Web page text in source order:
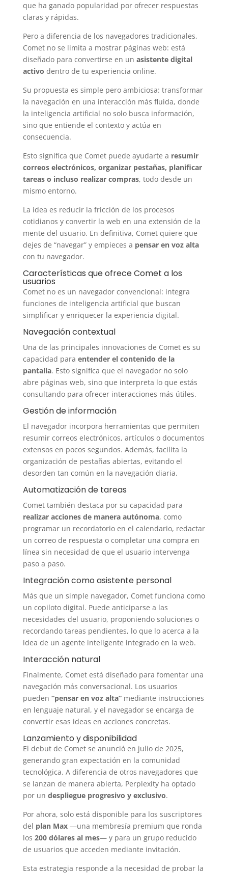
que ha ganado popularidad por ofrecer respuestas
claras y rápidas.
Pero a diferencia de los navegadores tradicionales,
Comet no se limita a mostrar páginas web: está
diseñado para convertirse en un asistente digital
activo dentro de tu experiencia online.
Su propuesta es simple pero ambiciosa: transformar
la navegación en una interacción más fluida, donde
la inteligencia artificial no solo busca información,
sino que entiende el contexto y actúa en
consecuencia.
Esto significa que Comet puede ayudarte a resumir
correos electrónicos, organizar pestañas, planificar
tareas o incluso realizar compras, todo desde un
mismo entorno.
La idea es reducir la fricción de los procesos
cotidianos y convertir la web en una extensión de la
mente del usuario. En definitiva, Comet quiere que
dejes de “navegar” y empieces a pensar en voz alta
con tu navegador.
Características que ofrece Comet a los
usuarios
Comet no es un navegador convencional: integra
funciones de inteligencia artificial que buscan
simplificar y enriquecer la experiencia digital.
Navegación contextual
Una de las principales innovaciones de Comet es su
capacidad para entender el contenido de la
pantalla. Esto significa que el navegador no solo
abre páginas web, sino que interpreta lo que estás
consultando para ofrecer interacciones más útiles.
Gestión de información
El navegador incorpora herramientas que permiten
resumir correos electrónicos, artículos o documentos
extensos en pocos segundos. Además, facilita la
organización de pestañas abiertas, evitando el
desorden tan común en la navegación diaria.
Automatización de tareas
Comet también destaca por su capacidad para
realizar acciones de manera autónoma, como
programar un recordatorio en el calendario, redactar
un correo de respuesta o completar una compra en
línea sin necesidad de que el usuario intervenga
paso a paso.
Integración como asistente personal
Más que un simple navegador, Comet funciona como
un copiloto digital. Puede anticiparse a las
necesidades del usuario, proponiendo soluciones o
recordando tareas pendientes, lo que lo acerca a la
idea de un agente inteligente integrado en la web.
Interacción natural
Finalmente, Comet está diseñado para fomentar una
navegación más conversacional. Los usuarios
pueden “pensar en voz alta”mediante instrucciones
en lenguaje natural, y el navegador se encarga de
convertir esas ideas en acciones concretas.
Lanzamiento y disponibilidad
El debut de Comet se anunció en julio de 2025,
generando gran expectación en la comunidad
tecnológica. A diferencia de otros navegadores que
se lanzan de manera abierta, Perplexity ha optado
por un despliegue progresivo y exclusivo.
Por ahora, solo está disponible para los suscriptores
del plan Max—una membresía premium que ronda
los 200 dólares al mes— y para un grupo reducido
de usuarios que acceden mediante invitación.
Esta estrategia responde a la necesidad de probar la